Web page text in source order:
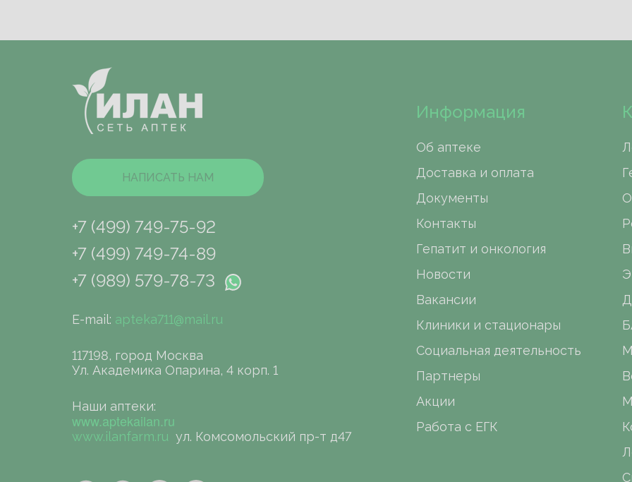
НАПИСАТЬ НАМ
+7 (499) 749-75-92
+7 (499) 749-74-89
+7 (989) 579-78-73
E-mail: apteka711@mail.ru
117198, город Москва
Ул. Академика Опарина, 4 корп. 1
Наши аптеки:
www.aptekailan.ru
www.ilanfarm.ru ул. Комсомольский пр-т д47
Информация
Об аптеке
Доставка и оплата
Документы
Контакты
Гепатит и онкология
Новости
Вакансии
Клиники и стационары
Социальная деятельность
Партнеры
Акции
Работа с ЕГК